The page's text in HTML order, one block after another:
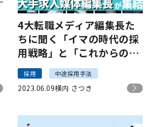
4大転職メディア編集長た
ちに聞く「イマの時代の採
用戦略」と「これからの求
人広告」#HR NOTE
CONFERENCE2022
採用 中途採用手法
2023.06.09横内 さつき